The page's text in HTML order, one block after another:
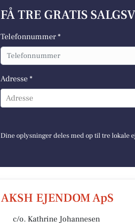
FÅ TRE GRATIS
Telefonnummer *
Adresse *
Adresse
Dine oplysninger deles med op til tre lokale
AKSH EJENDOM ApS
c/o. Kathrine Johannesen